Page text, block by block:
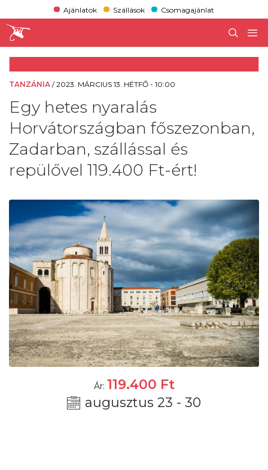
Ajánlatok Szállások Csomagajánlat
TANZÁNIA /2023. MÁRCIUS 13. HÉTFŐ - 10:00
Egy hetes nyaralás
Horvátországban főszezonban,
Zadarban, szállással és
repülővel 119.400 Ft-ért!
Ár: 119.400 Ft
augusztus 23 - 30